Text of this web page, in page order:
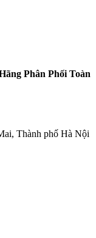
Phân Phối Toàn
Thành phố Hà Nội